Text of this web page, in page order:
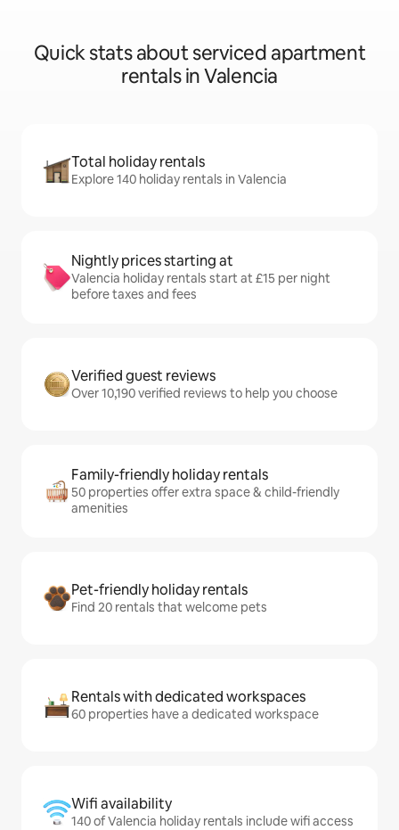
Quick stats about serviced apartment
rentals in Valencia
Total holiday rentals
Explore 140 holiday rentals in Valencia
Nightly prices starting at
Valencia holiday rentals start at £15 per night
before taxes and fees
Verified guest reviews
Over 10,190 verified reviews to help you choose
Family-friendly holiday rentals
50 properties offer extra space & child-friendly
amenities
Pet-friendly holiday rentals
Find 20 rentals that welcome pets
Rentals with dedicated workspaces
60 properties have a dedicated workspace
Wifi availability
140 of Valencia holiday rentals include wifi access